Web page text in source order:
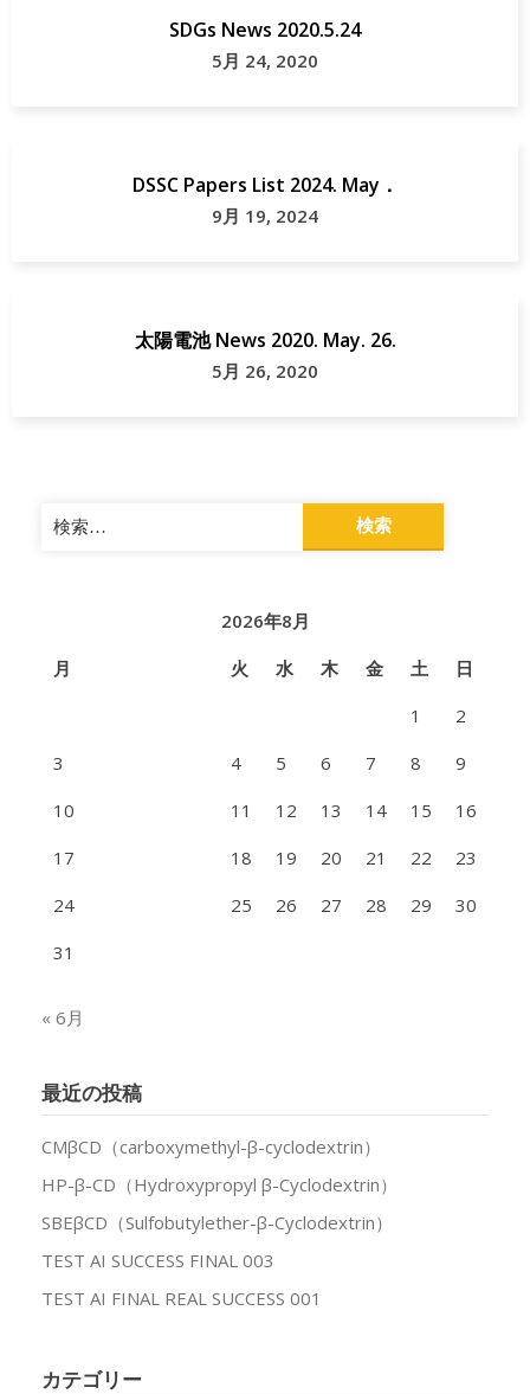
SDGs News 2020.5.24
5月 24, 2020
DSSC Papers List 2024. May．
9月 19, 2024
太陽電池 News 2020. May. 26.
5月 26, 2020
検
索:
2026年8月
月
火 水 木 金 土
日
1
2
3
4 5 6 7 8
9
10
11 12 13 14 15
16
17
18 19 20 21 22
23
24
25 26 27 28 29
30
31
« 6月
最近の投稿
CMβCD（carboxymethyl-β-cyclodextrin）
HP-β-CD（Hydroxypropyl β-Cyclodextrin）
SBEβCD（Sulfobutylether-β-Cyclodextrin）
TEST AI SUCCESS FINAL 003
TEST AI FINAL REAL SUCCESS 001
カテゴリー